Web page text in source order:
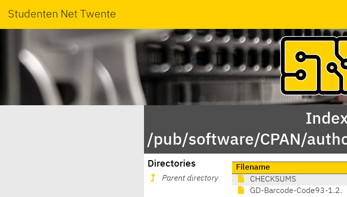
Studenten Net Twente
/pub/software/CPAN/
Directories
Parent directory
Filename
CHECKSUMS
GD-Barcode-Code93-1.2.